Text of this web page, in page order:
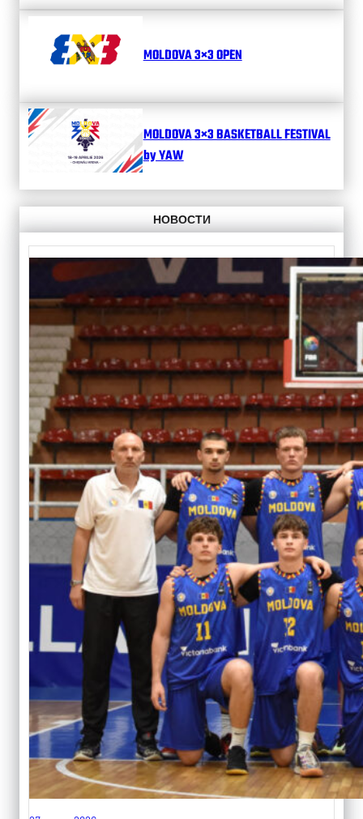
MOLDOVA 3×3 OPEN
MOLDOVA 3×3 BASKETBALL FESTIVAL
by YAW
НОВОСТИ